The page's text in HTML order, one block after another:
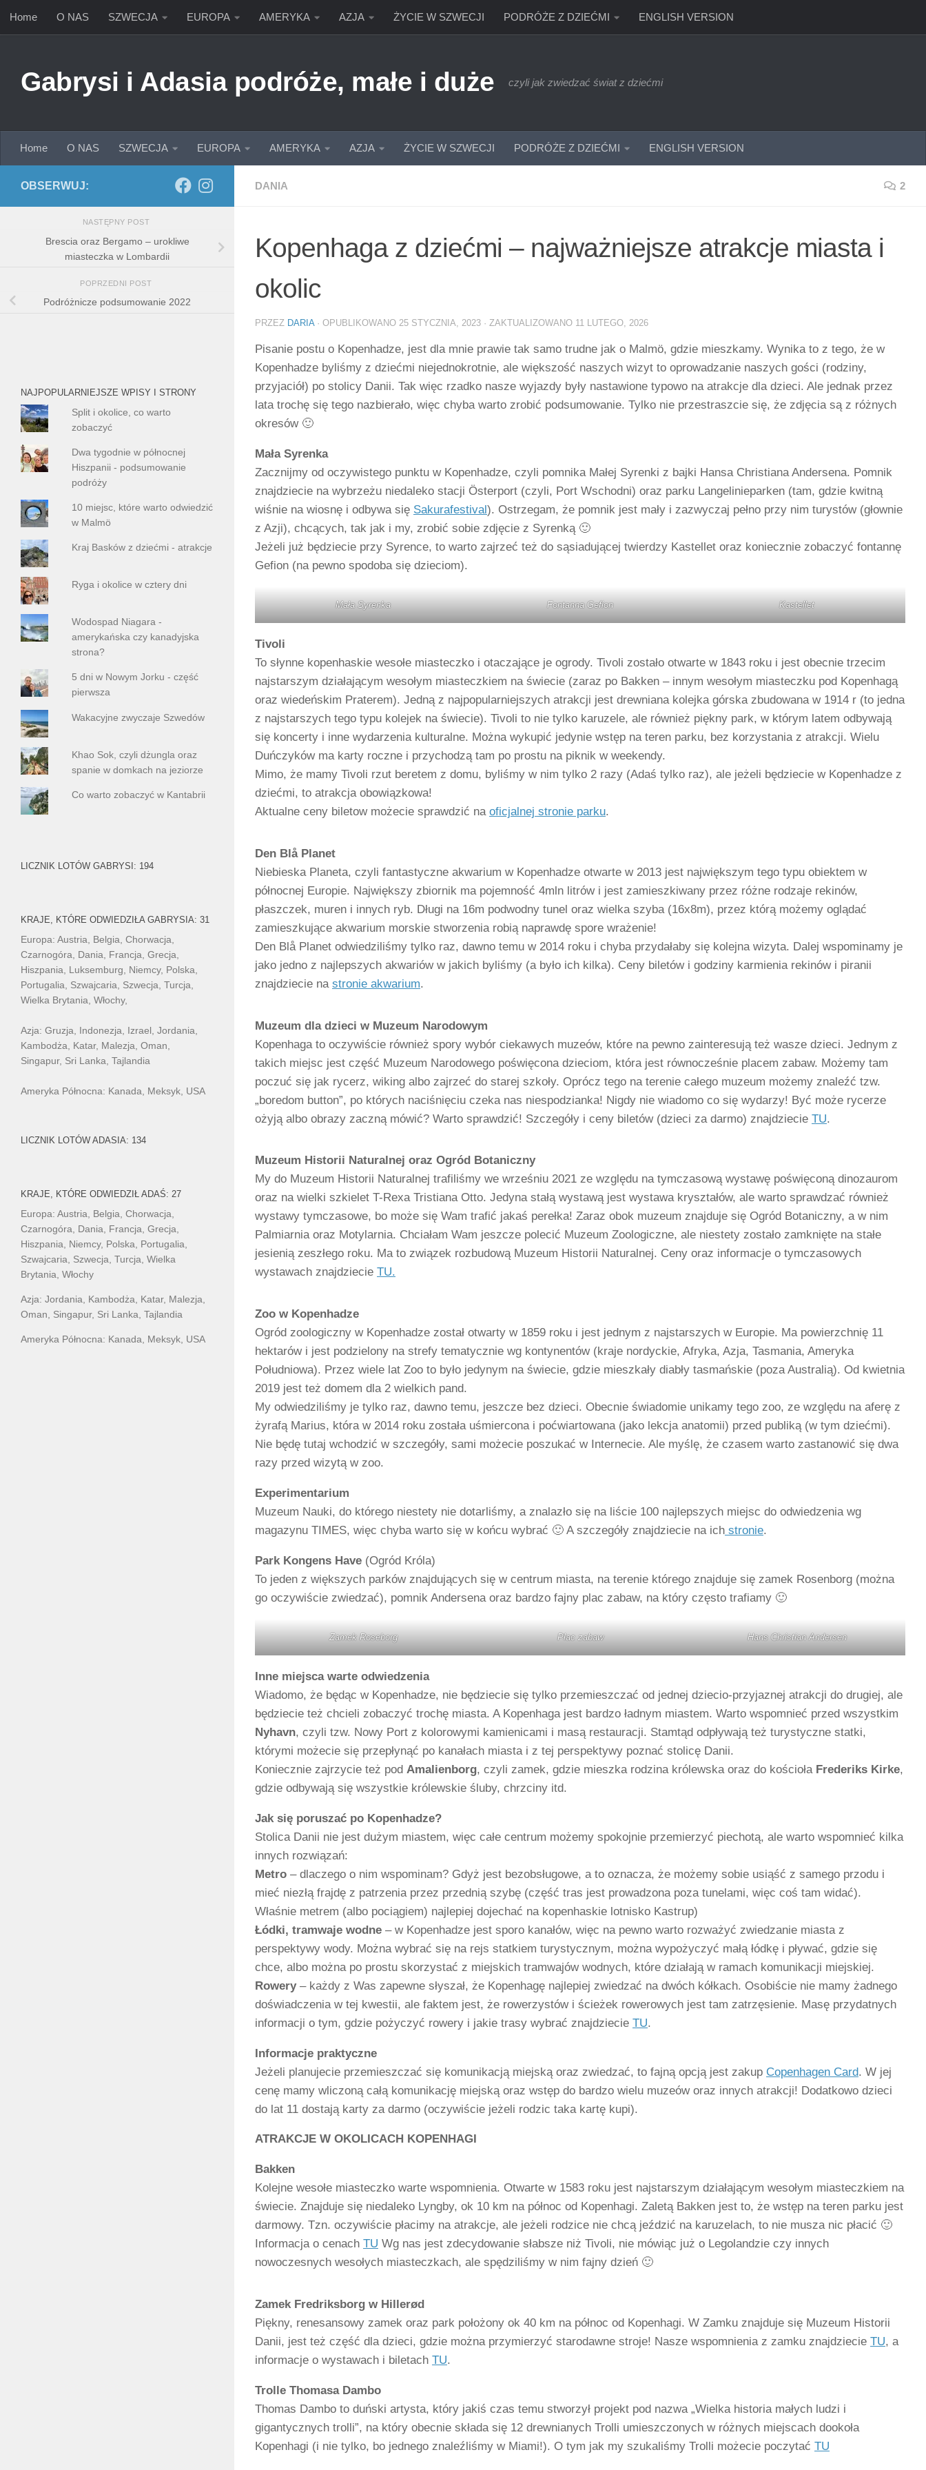
Przejdź do treści
Home O NAS SZWECJA EUROPA AMERYKA AZJA ŻYCIE W SZWECJI PODRÓŻE Z DZIEĆMI ENGLISH VERSION
Gabrysi i Adasia podróże, małe i duże czyli jak zwiedzać świat z dziećmi
Home O NAS SZWECJA EUROPA AMERYKA AZJA ŻYCIE W SZWECJI PODRÓŻE Z DZIEĆMI ENGLISH VERSION
DANIA 2
Kopenhaga z dziećmi – najważniejsze atrakcje miasta i
okolic
PRZEZ DARIA · OPUBLIKOWANO 25 STYCZNIA, 2023 · ZAKTUALIZOWANO 11 LUTEGO, 2026
Pisanie postu o Kopenhadze, jest dla mnie prawie tak samo trudne jak o Malmö, gdzie mieszkamy. Wynika to z tego, że w
Kopenhadze byliśmy z dziećmi niejednokrotnie, ale większość naszych wizyt to oprowadzanie naszych gości (rodziny,
przyjaciół) po stolicy Danii. Tak więc rzadko nasze wyjazdy były nastawione typowo na atrakcje dla dzieci. Ale jednak przez
lata trochę się tego nazbierało, więc chyba warto zrobić podsumowanie. Tylko nie przestraszcie się, że zdjęcia są z różnych
okresów 🙂
Mała Syrenka
Zacznijmy od oczywistego punktu w Kopenhadze, czyli pomnika Małej Syrenki z bajki Hansa Christiana Andersena. Pomnik
znajdziecie na wybrzeżu niedaleko stacji Österport (czyli, Port Wschodni) oraz parku Langelinieparken (tam, gdzie kwitną
wiśnie na wiosnę i odbywa się Sakurafestival). Ostrzegam, że pomnik jest mały i zazwyczaj pełno przy nim turystów (głownie
z Azji), chcących, tak jak i my, zrobić sobie zdjęcie z Syrenką 🙂
Jeżeli już będziecie przy Syrence, to warto zajrzeć też do sąsiadującej twierdzy Kastellet oraz koniecznie zobaczyć fontannę
Gefion (na pewno spodoba się dzieciom).
Mała Syrenka Fontanna Gefion Kastellet
Tivoli
To słynne kopenhaskie wesołe miasteczko i otaczające je ogrody. Tivoli zostało otwarte w 1843 roku i jest obecnie trzecim
najstarszym działającym wesołym miasteczkiem na świecie (zaraz po Bakken – innym wesołym miasteczku pod Kopenhagą
oraz wiedeńskim Praterem). Jedną z najpopularniejszych atrakcji jest drewniana kolejka górska zbudowana w 1914 r (to jedna
z najstarszych tego typu kolejek na świecie). Tivoli to nie tylko karuzele, ale również piękny park, w którym latem odbywają
się koncerty i inne wydarzenia kulturalne. Można wykupić jedynie wstęp na teren parku, bez korzystania z atrakcji. Wielu
Duńczyków ma karty roczne i przychodzą tam po prostu na piknik w weekendy.
Mimo, że mamy Tivoli rzut beretem z domu, byliśmy w nim tylko 2 razy (Adaś tylko raz), ale jeżeli będziecie w Kopenhadze z
dziećmi, to atrakcja obowiązkowa!
Aktualne ceny biletow możecie sprawdzić na oficjalnej stronie parku.
Den Blå Planet
Niebieska Planeta, czyli fantastyczne akwarium w Kopenhadze otwarte w 2013 jest największym tego typu obiektem w
północnej Europie. Największy zbiornik ma pojemność 4mln litrów i jest zamieszkiwany przez różne rodzaje rekinów,
płaszczek, muren i innych ryb. Długi na 16m podwodny tunel oraz wielka szyba (16x8m), przez którą możemy oglądać
zamieszkujące akwarium morskie stworzenia robią naprawdę spore wrażenie!
Den Blå Planet odwiedziliśmy tylko raz, dawno temu w 2014 roku i chyba przydałaby się kolejna wizyta. Dalej wspominamy je
jako jedno z najlepszych akwariów w jakich byliśmy (a było ich kilka). Ceny biletów i godziny karmienia rekinów i piranii
znajdziecie na stronie akwarium.
Muzeum dla dzieci w Muzeum Narodowym
Kopenhaga to oczywiście również spory wybór ciekawych muzeów, które na pewno zainteresują też wasze dzieci. Jednym z
takich miejsc jest część Muzeum Narodowego poświęcona dzieciom, która jest równocześnie placem zabaw. Możemy tam
poczuć się jak rycerz, wiking albo zajrzeć do starej szkoły. Oprócz tego na terenie całego muzeum możemy znaleźć tzw.
„boredom button”, po których naciśnięciu czeka nas niespodzianka! Nigdy nie wiadomo co się wydarzy! Być może rycerze
ożyją albo obrazy zaczną mówić? Warto sprawdzić! Szczegóły i ceny biletów (dzieci za darmo) znajdziecie TU.
Muzeum Historii Naturalnej oraz Ogród Botaniczny
My do Muzeum Historii Naturalnej trafiliśmy we wrześniu 2021 ze względu na tymczasową wystawę poświęconą dinozaurom
oraz na wielki szkielet T-Rexa Tristiana Otto. Jedyna stałą wystawą jest wystawa kryształów, ale warto sprawdzać również
wystawy tymczasowe, bo może się Wam trafić jakaś perełka! Zaraz obok muzeum znajduje się Ogród Botaniczny, a w nim
Palmiarnia oraz Motylarnia. Chciałam Wam jeszcze polecić Muzeum Zoologiczne, ale niestety zostało zamknięte na stałe
jesienią zeszłego roku. Ma to związek rozbudową Muzeum Historii Naturalnej. Ceny oraz informacje o tymczasowych
wystawach znajdziecie TU.
Zoo w Kopenhadze
Ogród zoologiczny w Kopenhadze został otwarty w 1859 roku i jest jednym z najstarszych w Europie. Ma powierzchnię 11
hektarów i jest podzielony na strefy tematycznie wg kontynentów (kraje nordyckie, Afryka, Azja, Tasmania, Ameryka
Południowa). Przez wiele lat Zoo to było jedynym na świecie, gdzie mieszkały diabły tasmańskie (poza Australią). Od kwietnia
2019 jest też domem dla 2 wielkich pand.
My odwiedziliśmy je tylko raz, dawno temu, jeszcze bez dzieci. Obecnie świadomie unikamy tego zoo, ze względu na aferę z
żyrafą Marius, która w 2014 roku została uśmiercona i poćwiartowana (jako lekcja anatomii) przed publiką (w tym dziećmi).
Nie będę tutaj wchodzić w szczegóły, sami możecie poszukać w Internecie. Ale myślę, że czasem warto zastanowić się dwa
razy przed wizytą w zoo.
Experimentarium
Muzeum Nauki, do którego niestety nie dotarliśmy, a znalazło się na liście 100 najlepszych miejsc do odwiedzenia wg
magazynu TIMES, więc chyba warto się w końcu wybrać 🙂 A szczegóły znajdziecie na ich stronie.
Park Kongens Have (Ogród Króla)
To jeden z większych parków znajdujących się w centrum miasta, na terenie którego znajduje się zamek Rosenborg (można
go oczywiście zwiedzać), pomnik Andersena oraz bardzo fajny plac zabaw, na który często trafiamy 🙂
Zamek Roseborg Plac zabaw Hans Christian Andersen
Inne miejsca warte odwiedzenia
Wiadomo, że będąc w Kopenhadze, nie będziecie się tylko przemieszczać od jednej dziecio-przyjaznej atrakcji do drugiej, ale
będziecie też chcieli zobaczyć trochę miasta. A Kopenhaga jest bardzo ładnym miastem. Warto wspomnieć przed wszystkim
Nyhavn, czyli tzw. Nowy Port z kolorowymi kamienicami i masą restauracji. Stamtąd odpływają też turystyczne statki,
którymi możecie się przepłynąć po kanałach miasta i z tej perspektywy poznać stolicę Danii.
Koniecznie zajrzycie też pod Amalienborg, czyli zamek, gdzie mieszka rodzina królewska oraz do kościoła Frederiks Kirke,
gdzie odbywają się wszystkie królewskie śluby, chrzciny itd.
Jak się poruszać po Kopenhadze?
Stolica Danii nie jest dużym miastem, więc całe centrum możemy spokojnie przemierzyć piechotą, ale warto wspomnieć kilka
innych rozwiązań:
Metro – dlaczego o nim wspominam? Gdyż jest bezobsługowe, a to oznacza, że możemy sobie usiąść z samego przodu i
mieć niezłą frajdę z patrzenia przez przednią szybę (część tras jest prowadzona poza tunelami, więc coś tam widać).
Właśnie metrem (albo pociągiem) najlepiej dojechać na kopenhaskie lotnisko Kastrup)
Łódki, tramwaje wodne – w Kopenhadze jest sporo kanałów, więc na pewno warto rozważyć zwiedzanie miasta z
perspektywy wody. Można wybrać się na rejs statkiem turystycznym, można wypożyczyć małą łódkę i pływać, gdzie się
chce, albo można po prostu skorzystać z miejskich tramwajów wodnych, które działają w ramach komunikacji miejskiej.
Rowery– każdy z Was zapewne słyszał, że Kopenhagę najlepiej zwiedzać na dwóch kółkach. Osobiście nie mamy żadnego
doświadczenia w tej kwestii, ale faktem jest, że rowerzystów i ścieżek rowerowych jest tam zatrzęsienie. Masę przydatnych
informacji o tym, gdzie pożyczyć rowery i jakie trasy wybrać znajdziecie TU.
Informacje praktyczne
Jeżeli planujecie przemieszczać się komunikacją miejską oraz zwiedzać, to fajną opcją jest zakup Copenhagen Card. W jej
cenę mamy wliczoną całą komunikację miejską oraz wstęp do bardzo wielu muzeów oraz innych atrakcji! Dodatkowo dzieci
do lat 11 dostają karty za darmo (oczywiście jeżeli rodzic taka kartę kupi).
ATRAKCJE W OKOLICACH KOPENHAGI
Bakken
Kolejne wesołe miasteczko warte wspomnienia. Otwarte w 1583 roku jest najstarszym działającym wesołym miasteczkiem na
świecie. Znajduje się niedaleko Lyngby, ok 10 km na północ od Kopenhagi. Zaletą Bakken jest to, że wstęp na teren parku jest
darmowy. Tzn. oczywiście płacimy na atrakcje, ale jeżeli rodzice nie chcą jeździć na karuzelach, to nie musza nic płacić 🙂
Informacja o cenach TU Wg nas jest zdecydowanie słabsze niż Tivoli, nie mówiąc już o Legolandzie czy innych
nowoczesnych wesołych miasteczkach, ale spędziliśmy w nim fajny dzień 🙂
Zamek Fredriksborg w Hillerød
Piękny, renesansowy zamek oraz park położony ok 40 km na północ od Kopenhagi. W Zamku znajduje się Muzeum Historii
Danii, jest też część dla dzieci, gdzie można przymierzyć starodawne stroje! Nasze wspomnienia z zamku znajdziecie TU, a
informacje o wystawach i biletach TU.
Trolle Thomasa Dambo
Thomas Dambo to duński artysta, który jakiś czas temu stworzył projekt pod nazwa „Wielka historia małych ludzi i
gigantycznych trolli”, na który obecnie składa się 12 drewnianych Trolli umieszczonych w różnych miejscach dookoła
Kopenhagi (i nie tylko, bo jednego znaleźliśmy w Miami!). O tym jak my szukaliśmy Trolli możecie poczytać TU
OBSERWUJ:
NASTĘPNY POST
Brescia oraz Bergamo – urokliwe
miasteczka w Lombardii
POPRZEDNI POST
Podróżnicze podsumowanie 2022
NAJPOPULARNIEJSZE WPISY I STRONY
Split i okolice, co warto
zobaczyć
Dwa tygodnie w północnej
Hiszpanii - podsumowanie
podróży
10 miejsc, które warto odwiedzić
w Malmö
Kraj Basków z dziećmi - atrakcje
Ryga i okolice w cztery dni
Wodospad Niagara -
amerykańska czy kanadyjska
strona?
5 dni w Nowym Jorku - część
pierwsza
Wakacyjne zwyczaje Szwedów
Khao Sok, czyli dżungla oraz
spanie w domkach na jeziorze
Co warto zobaczyć w Kantabrii
LICZNIK LOTÓW GABRYSI: 194
KRAJE, KTÓRE ODWIEDZIŁA GABRYSIA: 31
Europa: Austria, Belgia, Chorwacja,
Czarnogóra, Dania, Francja, Grecja,
Hiszpania, Luksemburg, Niemcy, Polska,
Portugalia, Szwajcaria, Szwecja, Turcja,
Wielka Brytania, Włochy,
Azja: Gruzja, Indonezja, Izrael, Jordania,
Kambodża, Katar, Malezja, Oman,
Singapur, Sri Lanka, Tajlandia
Ameryka Północna: Kanada, Meksyk, USA
LICZNIK LOTÓW ADASIA: 134
KRAJE, KTÓRE ODWIEDZIŁ ADAŚ: 27
Europa: Austria, Belgia, Chorwacja,
Czarnogóra, Dania, Francja, Grecja,
Hiszpania, Niemcy, Polska, Portugalia,
Szwajcaria, Szwecja, Turcja, Wielka
Brytania, Włochy
Azja: Jordania, Kambodża, Katar, Malezja,
Oman, Singapur, Sri Lanka, Tajlandia
Ameryka Północna: Kanada, Meksyk, USA